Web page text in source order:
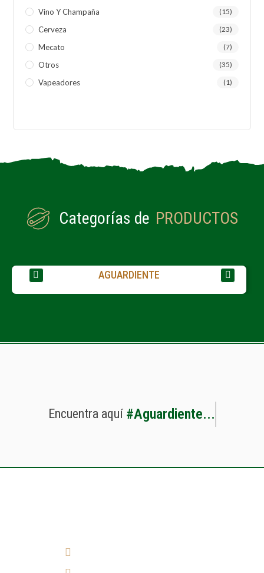
Vino Y Champaña (15)
Cerveza (23)
Mecato (7)
Otros (35)
Vapeadores (1)
Categorías de PRODUCTOS
AGUARDIENTE
Encuentra aquí #Aguardiente...